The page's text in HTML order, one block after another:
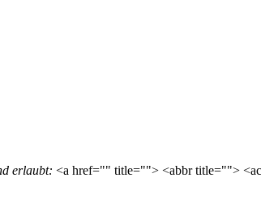
erlaubt: <a href="" title=""> <abbr title="">